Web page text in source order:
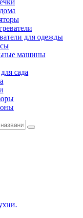
для одежды
машины
сада